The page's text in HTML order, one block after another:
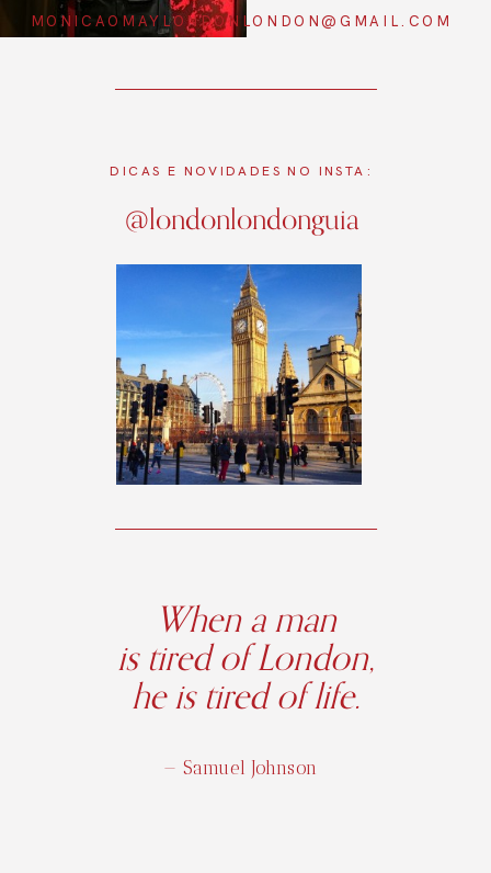
DICAS E NOVIDADES NO INSTA:
When a man
is tired of London,
he is tired of life.
@londonlondonguia
MONICAOMAYLONDONLONDON@GMAIL.COM
— Samuel Johnson